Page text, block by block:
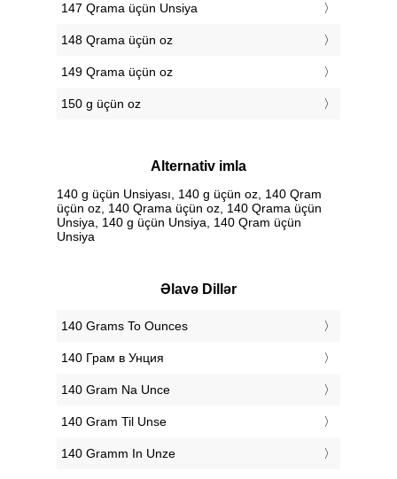
147 Qrama üçün Unsiya
148 Qrama üçün oz
149 Qrama üçün oz
150 g üçün oz
Alternativ imla
140 g üçün Unsiyası, 140 g üçün oz, 140 Qram
üçün oz, 140 Qrama üçün oz, 140 Qrama üçün
Unsiya, 140 g üçün Unsiya, 140 Qram üçün
Unsiya
Əlavə Dillər
‎140 Grams To Ounces
‎140 Грам в Унция
‎140 Gram Na Unce
‎140 Gram Til Unse
‎140 Gramm In Unze